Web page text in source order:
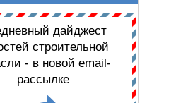
дайджест
строительной
- в новой email-
рассылке